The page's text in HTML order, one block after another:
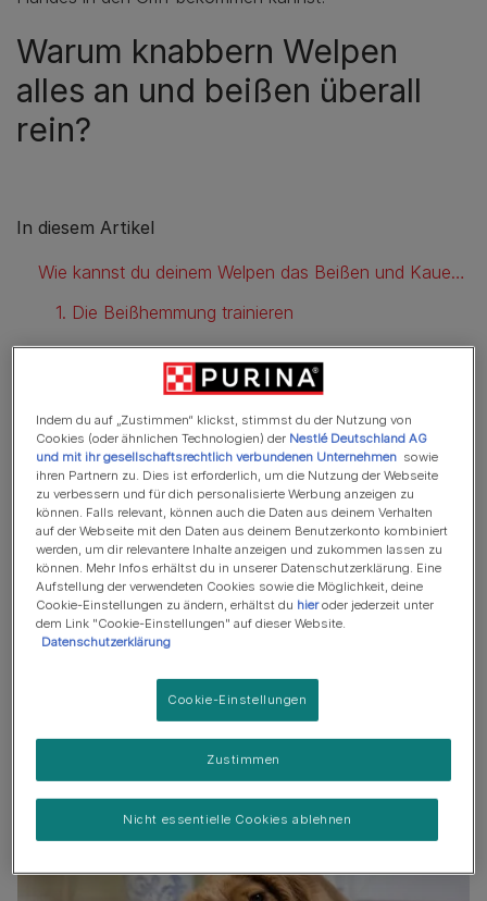
Warum knabbern Welpen
alles an und beißen überall
rein?
In diesem Artikel
Wie kannst du deinem Welpen das Beißen und Kauen abgewöhnen?
1. Die Beißhemmung trainieren
2. Lasse deine Hand erschlaffen, wenn der Welpe hinein beißt
4. Lasse deinen Welpen mit anderen Hunden spielen
5. Alternative Kauspielzeuge anbieten
6. Für ausreichend Bewegung sorgen
7. Häufig füttern
8. Für Ruhephasen und Erholung sorgen
Fazit: Gebe nicht auf
Indem du auf „Zustimmen“ klickst, stimmst du der Nutzung von
Cookies (oder ähnlichen Technologien) der Nestlé Deutschland AG
und mit ihr gesellschaftsrechtlich verbundenen Unternehmen sowie
ihren Partnern zu. Dies ist erforderlich, um die Nutzung der Webseite
zu verbessern und für dich personalisierte Werbung anzeigen zu
können. Falls relevant, können auch die Daten aus deinem Verhalten
auf der Webseite mit den Daten aus deinem Benutzerkonto kombiniert
werden, um dir relevantere Inhalte anzeigen und zukommen lassen zu
können. Mehr Infos erhältst du in unserer Datenschutzerklärung. Eine
Aufstellung der verwendeten Cookies sowie die Möglichkeit, deine
Cookie-Einstellungen zu ändern, erhältst du hieroder jederzeit unter
dem Link "Cookie-Einstellungen" auf dieser Website.
Datenschutzerklärung
Cookie-Einstellungen
Nicht essentielle Cookies ablehnen
Zustimmen